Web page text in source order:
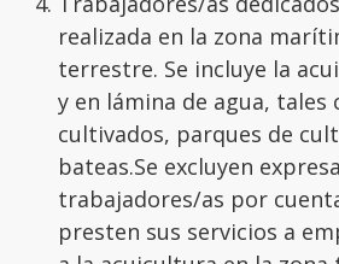
realizada en la zona
terrestre. Se incluye la
y en lámina de agua, tales
cultivados, parques de
bateas.Se excluyen
trabajadores/as por
presten sus servicios a